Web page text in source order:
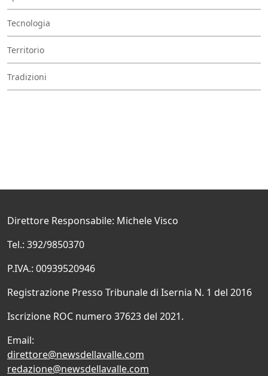
Tecnologia
Territorio
Tradizioni
Direttore Responsabile: Michele Visco
Tel.: 392/9850370
P.IVA.: 00939520946
Registrazione Presso Tribunale di Isernia N. 1 del 2016
Iscrizione ROC numero 37623 del 2021.
Email:
direttore@newsdellavalle.com
redazione@newsdellavalle.com